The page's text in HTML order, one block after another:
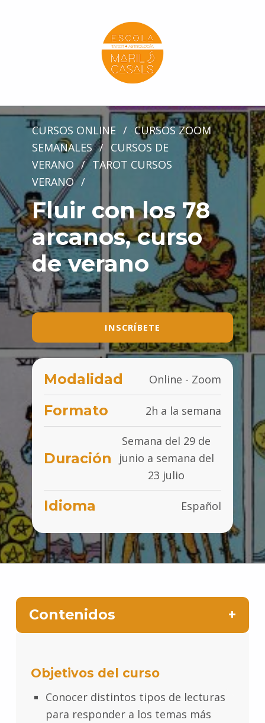
CURSOS ONLINE / CURSOS ZOOM
SEMANALES / CURSOS DE
VERANO / TAROT CURSOS
VERANO /
Fluir con los 78
arcanos, curso
de verano
INSCRÍBETE
Modalidad Online - Zoom
Formato 2h a la semana
Duración
Semana del 29 de
junio a semana del
23 julio
Idioma Español
Contenidos
Objetivos del curso
Conocer distintos tipos de lecturas
para responder a los temas más